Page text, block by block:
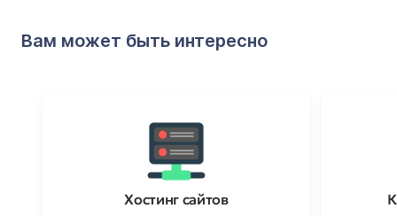
Вам может быть интересно
Хостинг сайтов